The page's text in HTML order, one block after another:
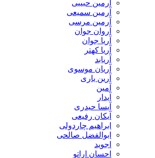
آرمین حبیبی
آرمین سمیعی
آرمین مرسی
آروان جوان
آریا جوان
آریا کهتر
آریابد
آریان موسوی
آرین یاری
آمین
آیدار
آیسا حیدری
آیکان رفیعی
ابراهیم چاردولی
ابوالفضل صالحی
اجوید
احسان اراتو